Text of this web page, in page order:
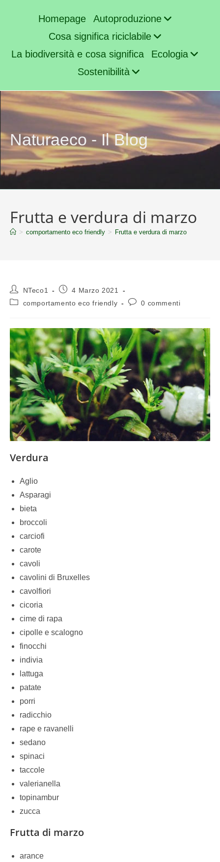
Homepage
Autoproduzione
Cosa significa riciclabile
La biodiversità e cosa significa
Ecologia
Sostenibilità
Naturaeco - Il Blog
Frutta e verdura di marzo
> comportamento eco friendly > Frutta e verdura di marzo
NTeco1
4 Marzo 2021
comportamento eco friendly
0 commenti
Verdura
Aglio
Asparagi
bieta
broccoli
carciofi
carote
cavoli
cavolini di Bruxelles
cavolfiori
cicoria
cime di rapa
cipolle e scalogno
finocchi
indivia
lattuga
patate
porri
radicchio
rape e ravanelli
sedano
spinaci
taccole
valerianella
topinambur
zucca
Frutta di marzo
arance